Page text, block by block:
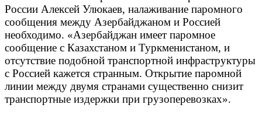
России Алексей Улюкаев, налаживание паромного
сообщения между Азербайджаном и Россией
необходимо. «Азербайджан имеет паромное
сообщение с Казахстаном и Туркменистаном, и
отсутствие подобной транспортной инфраструктуры
с Россией кажется странным. Открытие паромной
линии между двумя странами существенно снизит
транспортные издержки при грузоперевозках».